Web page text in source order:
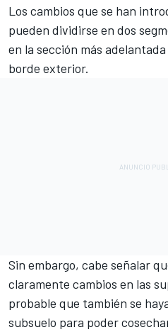
Los cambios que se han
pueden dividirse en dos
en la sección más
borde exterior.
Sin embargo, cabe señalar
claramente cambios en las
probable que también se
subsuelo para poder